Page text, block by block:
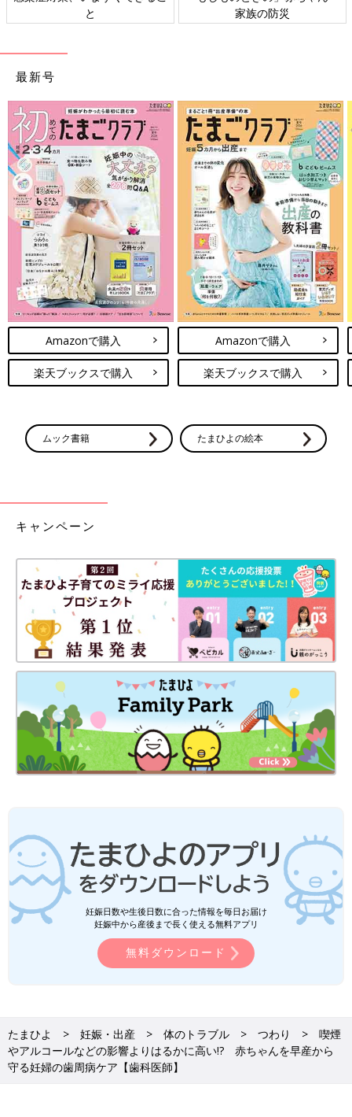
でないため、いつ行けばいいか迷ってしまう妊婦さんも多いよう
です。でも、妊娠中に歯周病が進行すると低体重児や早産のリス
歯科を受診し、虫歯や歯周病のチェックを受けましょう。
ちゃんを早産から守る」
児玉実穂先生・代田あづさ先生
Profile
日本歯科大学附属病院 マタニティ歯科外来 歯科医師。日本医
科歯科大学附属病院では、妊婦さんが安心して治療を受けられる
環境を整えた、マタニティ歯科外来を設立。
と
家族の防災
最新号
Amazonで購入
楽天ブックスで購入
Amazonで購入
楽天ブックスで購入
ムック書籍 たまひよの絵本
キャンペーン
妊娠日数や生後日数に合った情報を毎日お届け
妊娠中から産後まで長く使える無料アプリ
無料ダウンロード
たまひよ 妊娠・出産 体のトラブル つわり
喫煙
やアルコールなどの影響よりはるかに高い!? 赤ちゃんを早産から
守る妊婦の歯周病ケア【歯科医師】